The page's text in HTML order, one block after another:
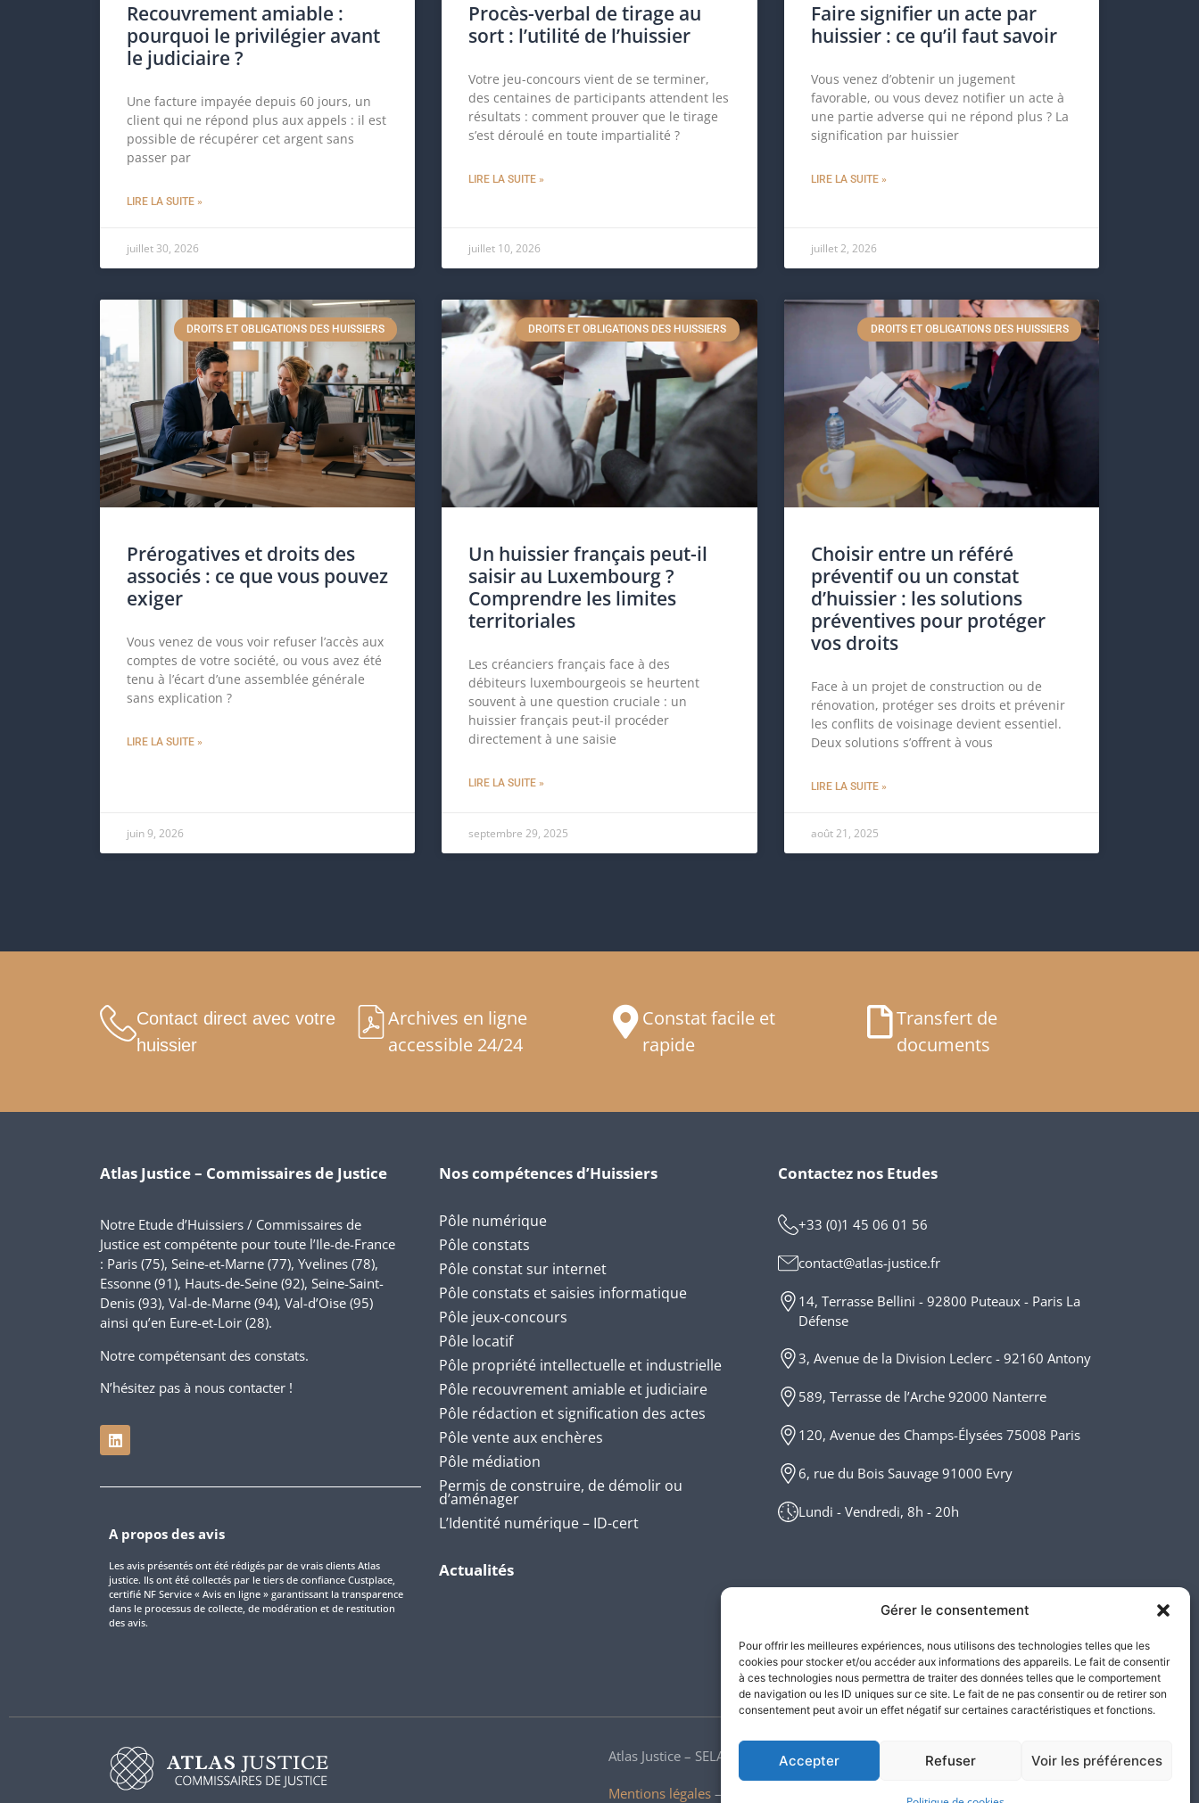
Gérer le consentement
Pour offrir les meilleures expériences, nous utilisons des technologies telles que les
cookies pour stocker et/ou accéder aux informations des appareils. Le fait de consentir
à ces technologies nous permettra de traiter des données telles que le comportement
de navigation ou les ID uniques sur ce site. Le fait de ne pas consentir ou de retirer son
consentement peut avoir un effet négatif sur certaines caractéristiques et fonctions.
Accepter Refuser Voir les préférences
Recouvrement amiable :
pourquoi le privilégier avant
le judiciaire ?
Une facture impayée depuis 60 jours, un
client qui ne répond plus aux appels : il est
possible de récupérer cet argent sans
passer par
LIRE LA SUITE »
juillet 30, 2026
Procès-verbal de tirage au
sort : l’utilité de l’huissier
Votre jeu-concours vient de se terminer,
des centaines de participants attendent les
résultats : comment prouver que le tirage
s’est déroulé en toute impartialité ?
LIRE LA SUITE »
juillet 10, 2026
Faire signifier un acte par
huissier : ce qu’il faut savoir
Vous venez d’obtenir un jugement
favorable, ou vous devez notifier un acte à
une partie adverse qui ne répond plus ? La
signification par huissier
LIRE LA SUITE »
juillet 2, 2026
DROITS ET OBLIGATIONS DES HUISSIERS
Prérogatives et droits des
associés : ce que vous pouvez
exiger
Vous venez de vous voir refuser l’accès aux
comptes de votre société, ou vous avez été
tenu à l’écart d’une assemblée générale
sans explication ?
LIRE LA SUITE »
juin 9, 2026
DROITS ET OBLIGATIONS DES HUISSIERS
Un huissier français peut-il
saisir au Luxembourg ?
Comprendre les limites
territoriales
Les créanciers français face à des
débiteurs luxembourgeois se heurtent
souvent à une question cruciale : un
huissier français peut-il procéder
directement à une saisie
LIRE LA SUITE »
septembre 29, 2025
DROITS ET OBLIGATIONS DES HUISSIERS
Choisir entre un référé
préventif ou un constat
d’huissier : les solutions
préventives pour protéger
vos droits
Face à un projet de construction ou de
rénovation, protéger ses droits et prévenir
les conflits de voisinage devient essentiel.
Deux solutions s’offrent à vous
LIRE LA SUITE »
août 21, 2025
Contact direct avec votre
huissier
Archives en ligne
accessible 24/24
Constat facile et
rapide
Transfert de
documents
Atlas Justice – Commissaires de Justice
Notre Etude d’Huissiers / Commissaires de
Justice est compétente pour toute l’Ile-de-France
: Paris (75), Seine-et-Marne (77), Yvelines (78),
Essonne (91), Hauts-de-Seine (92), Seine-Saint-
Denis (93), Val-de-Marne (94), Val-d’Oise (95)
ainsi qu’en Eure-et-Loir (28).
Notre compétensant des constats.
N’hésitez pas à nous contacter !
A propos des avis
Les avis présentés ont été rédigés par de vrais clients Atlas
justice. Ils ont été collectés par le tiers de confiance Custplace,
certifié NF Service « Avis en ligne » garantissant la transparence
dans le processus de collecte, de modération et de restitution
des avis.
Nos compétences d’Huissiers
Pôle numérique
Pôle constats
Pôle constat sur internet
Pôle constats et saisies informatique
Pôle jeux-concours
Pôle locatif
Pôle propriété intellectuelle et industrielle
Pôle recouvrement amiable et judiciaire
Pôle rédaction et signification des actes
Pôle vente aux enchères
Pôle médiation
Permis de construire, de démolir ou
d’aménager
L’Identité numérique – ID-cert
Actualités
Contactez nos Etudes
+33 (0)1 45 06 01 56
contact@atlas-justice.fr
14, Terrasse Bellini - 92800 Puteaux - Paris La
Défense
3, Avenue de la Division Leclerc - 92160 Antony
589, Terrasse de l’Arche 92000 Nanterre
120, Avenue des Champs-Élysées 75008 Paris
6, rue du Bois Sauvage 91000 Evry
Lundi - Vendredi, 8h - 20h
Atlas Justice – SELARL ATLAS JUSTICE ©2026. Tous droits réservés
Mentions légales –